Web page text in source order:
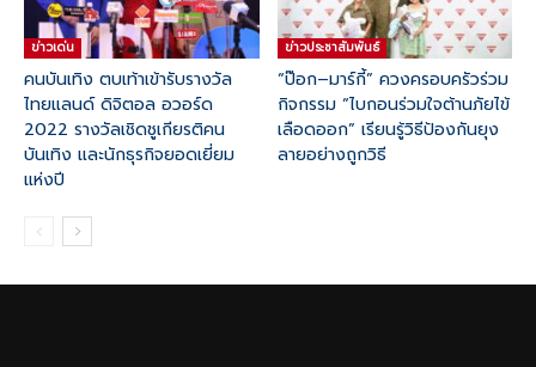
ข่าวเด่น
คนบันเทิง ตบเท้าเข้ารับรางวัล
ไทยแลนด์ ดิจิตอล อวอร์ด
2022 รางวัลเชิดชูเกียรติคน
บันเทิง และนักธุรกิจยอดเยี่ยม
แห่งปี
ข่าวประชาสัมพันธ์
“ป๊อก–มาร์กี้” ควงครอบครัวร่วม
กิจกรรม “ไบกอนร่วมใจต้านภัยไข้
เลือดออก” เรียนรู้วิธีป้องกันยุง
ลายอย่างถูกวิธี